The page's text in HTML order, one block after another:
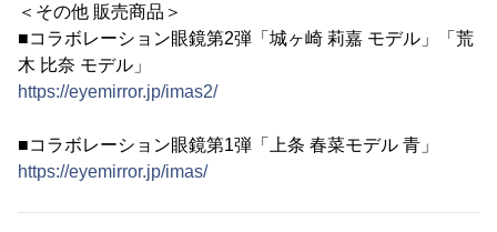
＜その他 販売商品＞
■コラボレーション眼鏡第2弾「城ヶ崎 莉嘉 モデル」「荒
木 比奈 モデル」
https://eyemirror.jp/imas2/
■コラボレーション眼鏡第1弾「上条 春菜モデル 青」
https://eyemirror.jp/imas/